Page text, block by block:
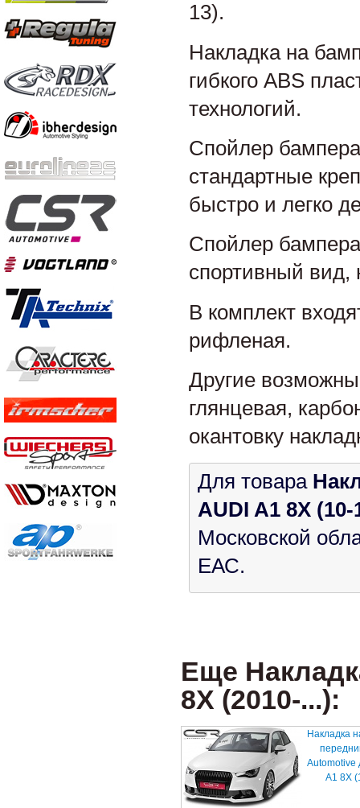
13).
Накладка на
гибкого ABS
технологий.
Спойлер бампера
стандартные
быстро и легко
Спойлер
спортивный вид,
В комплект
рифленая.
Другие
глянцевая,
окантовку
Для товара
AUDI A1 8X (10-
Московской
ЕАС.
Еще
8X (2010-...):
Накладка
Automotive
A1 8X